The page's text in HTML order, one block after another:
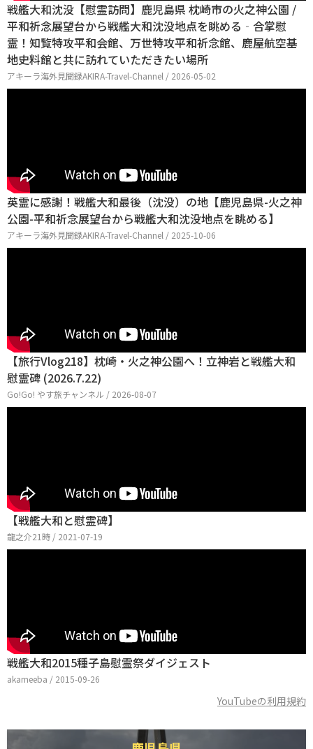
戦艦大和沈没【慰霊訪問】鹿児島県 枕崎市の火之神公園 /
平和祈念展望台から戦艦大和沈没地点を眺める‐合掌慰
霊！知覧特攻平和会館、万世特攻平和祈念館、鹿屋航空基
地史料館と共に訪れていただきたい場所
アキーラ海外見聞録AKIRA-Travel-Channel / 2026-05-02
英霊に感謝！戦艦大和最後（沈没）の地【鹿児島県-火之神
公園-平和祈念展望台から戦艦大和沈没地点を眺める】
アキーラ海外見聞録AKIRA-Travel-Channel / 2025-10-06
【旅行Vlog218】枕崎・火之神公園へ！立神岩と戦艦大和
慰霊碑 (2026.7.22)
Go!Go! やす旅チャンネル / 2026-08-07
【戦艦大和と慰霊碑】
龍之介21時 / 2021-07-19
戦艦大和2015種子島慰霊祭ダイジェスト
akameeba / 2015-09-26
YouTubeの利用規約